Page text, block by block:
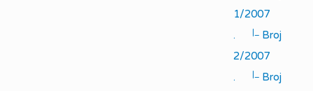
1/2007
.
|_ Broj
2/2007
.
|_ Broj